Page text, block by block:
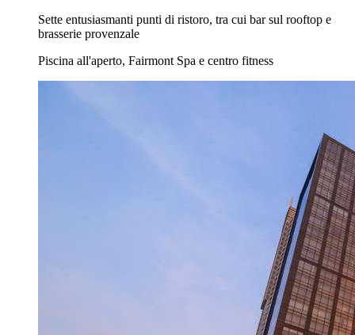
Sette entusiasmanti punti di ristoro, tra cui bar sul rooftop e
brasserie provenzale
Piscina all'aperto, Fairmont Spa e centro fitness